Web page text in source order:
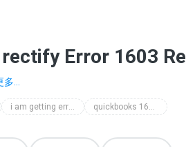
Error 1603
...
i am getting error 1603 in quickbooks quickbooks 1603 fix tool